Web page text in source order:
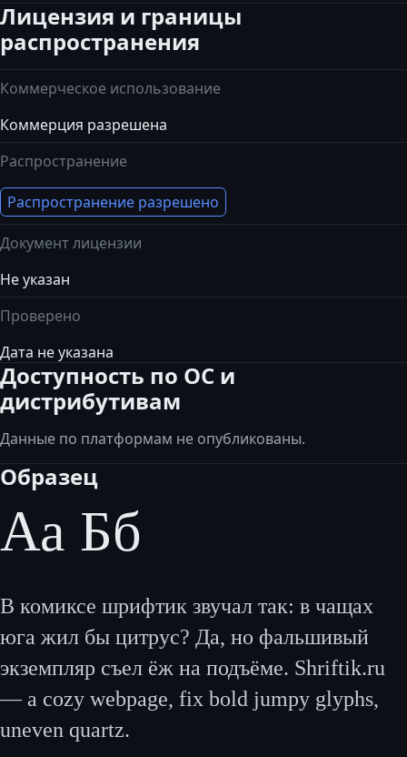
Лицензия и границы
распространения
Коммерческое использование
Коммерция разрешена
Распространение
Распространение разрешено
Документ лицензии
Не указан
Проверено
Дата не указана
Доступность по ОС и
дистрибутивам
Данные по платформам не опубликованы.
Образец
Аа Бб
В комиксе шрифтик звучал так: в чащах
юга жил бы цитрус? Да, но фальшивый
экземпляр съел ёж на подъёме. Shriftik.ru
— a cozy webpage, fix bold jumpy glyphs,
uneven quartz.